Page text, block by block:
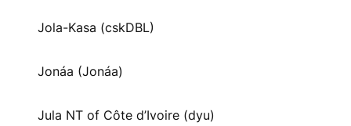
Jola-Kasa (cskDBL)
Jonáa (Jonáa)
Jula NT of Côte d’Ivoire (dyu)